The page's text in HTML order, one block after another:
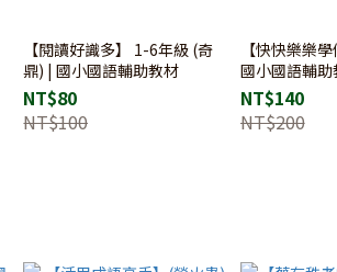
【閱讀好識多】 1-6年級 (奇
鼎) | 國小國語輔助教材
NT$80
NT$100
【快快樂樂
國小國語輔助
NT$140
NT$200